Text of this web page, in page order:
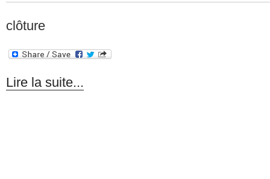
clôture
Lire la suite...